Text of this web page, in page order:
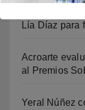
Lía Díaz para
Acroarte
al Premios
Yeral Núñez